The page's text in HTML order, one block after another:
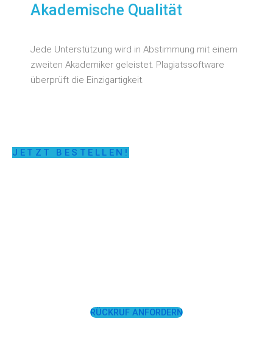
Akademische Qualität
Jede Unterstützung wird in Abstimmung mit einem
zweiten Akademiker geleistet. Plagiatssoftware
überprüft die Einzigartigkeit.
JETZT BESTELLEN!
RÜCKRUF ANFORDERN